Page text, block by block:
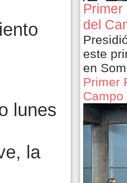
lunes
la
del
este
en
Primer